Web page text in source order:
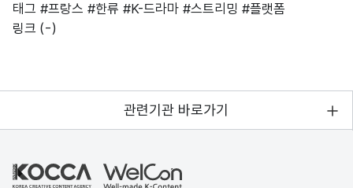
태그 #프랑스 #한류 #K-드라마 #스트리밍 #플랫폼
링크 (-)
관련기관 바로가기